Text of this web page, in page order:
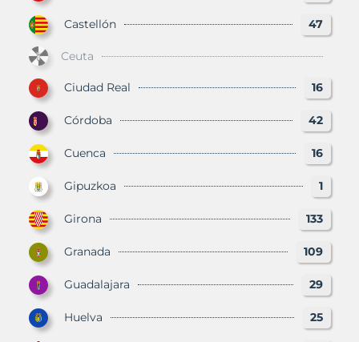
Castellón 47
Ceuta
Ciudad Real 16
Córdoba 42
Cuenca 16
Gipuzkoa 1
Girona 133
Granada 109
Guadalajara 29
Huelva 25